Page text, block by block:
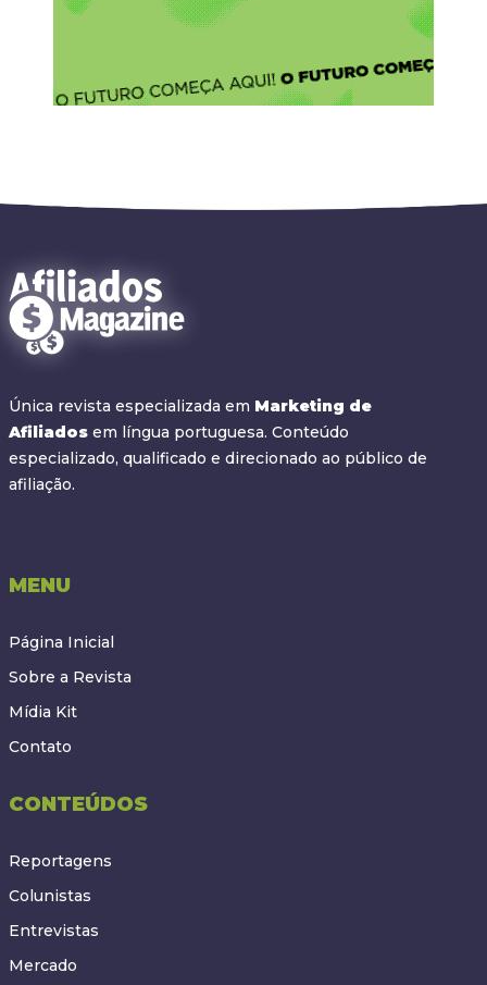
Única revista especializada em Marketing de
Afiliados em língua portuguesa. Conteúdo
especializado, qualificado e direcionado ao público de
afiliação.
MENU
Página Inicial
Sobre a Revista
Mídia Kit
Contato
CONTEÚDOS
Reportagens
Colunistas
Entrevistas
Mercado